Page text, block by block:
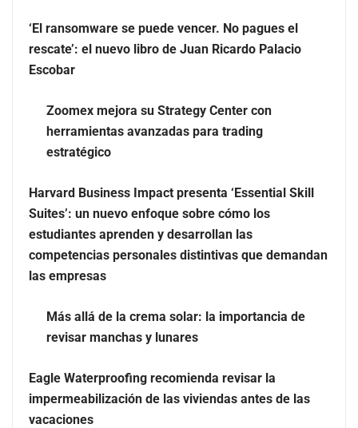
Zoomex mejora su Strategy Center con herramientas
avanzadas para trading estratégico
Harvard Business Impact presenta ‘Essential Skill
Suites’: un nuevo enfoque sobre cómo los estudiantes
distintivas que demandan las empresas
‘El ransomware se puede vencer. No pagues el
rescate’: el nuevo libro de Juan Ricardo Palacio
Escobar
Zoomex mejora su Strategy Center con
herramientas avanzadas para trading
estratégico
Harvard Business Impact presenta ‘Essential Skill
Suites’: un nuevo enfoque sobre cómo los
estudiantes aprenden y desarrollan las
competencias personales distintivas que demandan
las empresas
Más allá de la crema solar: la importancia de
revisar manchas y lunares
Eagle Waterproofing recomienda revisar la
impermeabilización de las viviendas antes de las
vacaciones